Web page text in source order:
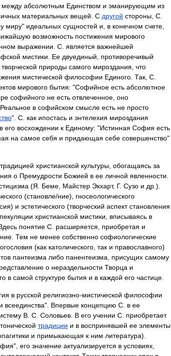
между абсолютным Единством и эманирующим из
материальных вещей С другой стороны С
миру" идеальных сущностей и в конечном счете
возможность постижения мирового
выражении С является важнейшей
мистики Ее двуединый
противоречивый
творческой природы самого мироздания что
мистической философии Единого Так С
мирового бытия: "Софийное есть абсолютное
софийного не есть отвлеченное оно
Реальное в софийском смысле есть не просто
". С как ипостась и энтелехия мироздания
в его восхождении к Единому: "Истинная София есть
на самое себя и придающая себе совершенство"
традицией христианской культуры обогащаясь за
о Премудрости Божией в ее личной явленности
(Я Беме Майстер Экхарт, Г. Сузо и др .).
(становле/ние), гносеологического
) и эстетического (творческий аспект становления
христианской мистики вписываясь в
понятие С расширяется приобретая и
Тем не менее собственно софиологические
(как католического так и православного)
пантеизма либо панентеизма присущих самому
о нераздельности Творца и
в самой структуре бытия и в каждой его частице
в русской религиозно-мистической философии
всеединства". Впервые концепцию С в ее
В С Соловьев В его учении С приобретает
традиции и в воспринявшей ее элементы
и примыкающая к ним литература).
", его значение актуализируется в условиях